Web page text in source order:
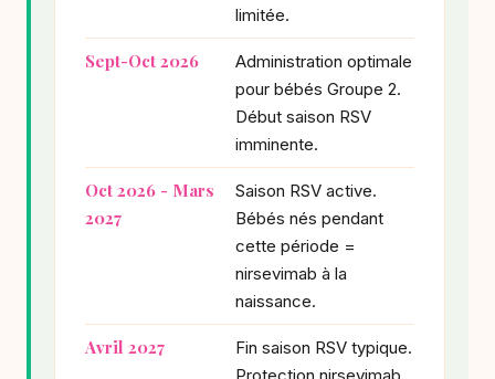
limitée.
Sept-Oct 2026
Administration optimale
pour bébés Groupe 2.
Début saison RSV
imminente.
Oct 2026 - Mars
2027
Saison RSV active.
Bébés nés pendant
cette période =
nirsevimab à la
naissance.
Avril 2027
Fin saison RSV typique.